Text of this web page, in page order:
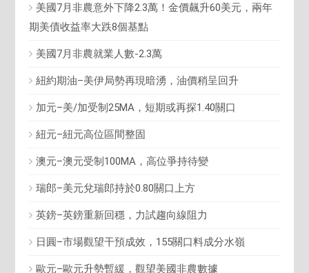
美國7月非農意外下降2.3萬！金價飆升60美元，兩年
期美債收益率大跌8個基點
美國7月非農就業人數-2.3萬
紐約期油–美伊局勢再現暗湧，油價稍呈回升
加元–美/加受制25MA，短期或再探1.40關口
紐元–紐元高位區間整固
澳元–澳元受制100MA，高位爭持待變
瑞郎–美元兌瑞郎持於0.80關口上方
英鎊–英鎊重新回穩，力試趨向線阻力
日圓–市場觀望干預成效，155關口料成分水嶺
歐元–歐元升勢暫緩，觀望美國非農數據